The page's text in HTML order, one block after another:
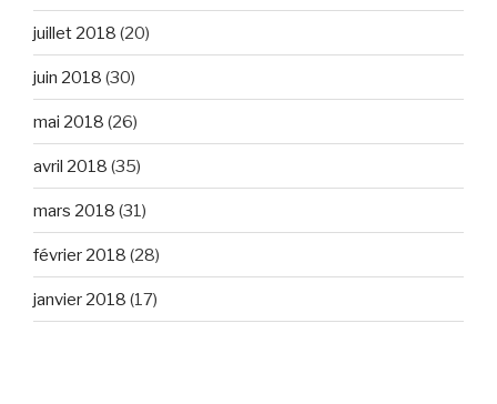
juillet 2018 (20)
juin 2018 (30)
mai 2018 (26)
avril 2018 (35)
mars 2018 (31)
février 2018 (28)
janvier 2018 (17)